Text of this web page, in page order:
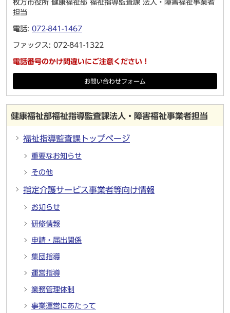
枚方市役所 健康福祉部 福祉指導監査課 法人・障害福祉事業者
担当
電話: 072-841-1467
ファックス: 072-841-1322
電話番号のかけ間違いにご注意ください！
お問い合わせフォーム
健康福祉部福祉指導監査課法人・障害福祉事業者担当
福祉指導監査課トップページ
重要なお知らせ
その他
指定介護サービス事業者等向け情報
お知らせ
研修情報
申請・届出関係
集団指導
運営指導
業務管理体制
事業運営にあたって